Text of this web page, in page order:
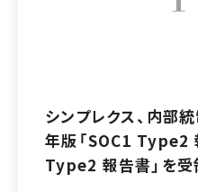
シンプレクス、内部
年版「SOC1 Type2
Type2 報告書」を受